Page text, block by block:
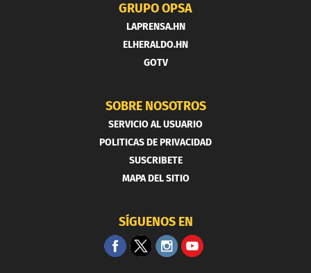
GRUPO OPSA
LAPRENSA.HN
ELHERALDO.HN
GOTV
SOBRE NOSOTROS
SERVICIO AL USUARIO
POLITICAS DE PRIVACIDAD
SUSCRIBETE
MAPA DEL SITIO
SÍGUENOS EN